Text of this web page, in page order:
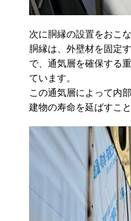
次に胴縁の設置をおこな
胴縁は、外壁材を固定
で、通気層を確保する
ています。
この通気層によって内
建物の寿命を延ばすこ